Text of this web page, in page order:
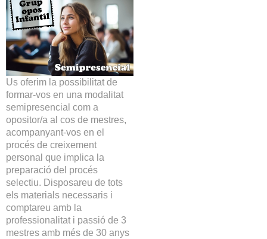
Us oferim la possibilitat de
formar-vos en una modalitat
semipresencial com a
opositor/a al cos de mestres,
acompanyant-vos en el
procés de creixement
personal que implica la
preparació del procés
selectiu. Disposareu de tots
els materials necessaris i
comptareu amb la
professionalitat i passió de 3
mestres amb més de 30 anys